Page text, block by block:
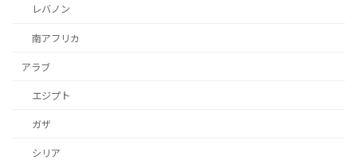
レバノン
南アフリカ
アラブ
エジプト
ガザ
シリア